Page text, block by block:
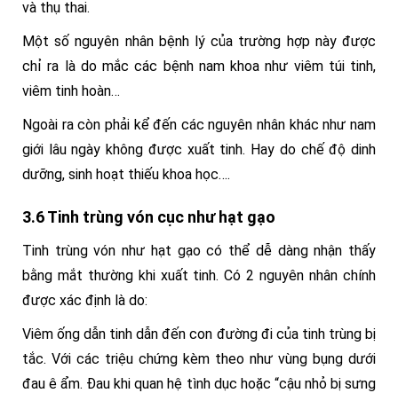
và thụ thai.
Một số nguyên nhân bệnh lý của trường hợp này được
chỉ ra là do mắc các bệnh nam khoa như viêm túi tinh,
viêm tinh hoàn…
Ngoài ra còn phải kể đến các nguyên nhân khác như nam
giới lâu ngày không được xuất tinh. Hay do chế độ dinh
dưỡng, sinh hoạt thiếu khoa học….
3.6 Tinh trùng vón cục như hạt gạo
Tinh trùng vón như hạt gạo có thể dễ dàng nhận thấy
bằng mắt thường khi xuất tinh. Có 2 nguyên nhân chính
được xác định là do:
Viêm ống dẫn tinh dẫn đến con đường đi của tinh trùng bị
tắc. Với các triệu chứng kèm theo như vùng bụng dưới
đau ê ẩm. Đau khi quan hệ tình dục hoặc “cậu nhỏ bị sưng